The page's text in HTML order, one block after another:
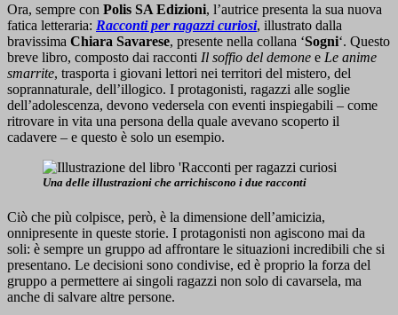
Ora, sempre con Polis SA Edizioni, l’autrice presenta la sua nuova
fatica letteraria: Racconti per ragazzi curiosi, illustrato dalla
bravissima Chiara Savarese, presente nella collana ‘Sogni‘. Questo
breve libro, composto dai racconti Il soffio del demone e Le anime
smarrite, trasporta i giovani lettori nei territori del mistero, del
soprannaturale, dell’illogico. I protagonisti, ragazzi alle soglie
dell’adolescenza, devono vedersela con eventi inspiegabili – come
ritrovare in vita una persona della quale avevano scoperto il
cadavere – e questo è solo un esempio.
Una delle illustrazioni che arrichiscono i due racconti
Ciò che più colpisce, però, è la dimensione dell’amicizia,
onnipresente in queste storie. I protagonisti non agiscono mai da
soli: è sempre un gruppo ad affrontare le situazioni incredibili che si
presentano. Le decisioni sono condivise, ed è proprio la forza del
gruppo a permettere ai singoli ragazzi non solo di cavarsela, ma
anche di salvare altre persone.